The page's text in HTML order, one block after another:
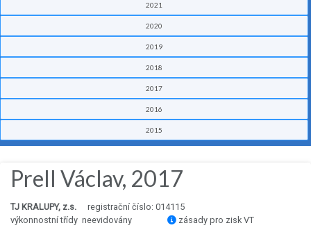
2021
2020
2019
2018
2017
2016
2015
Prell Václav, 2017
TJ KRALUPY, z.s.
registrační číslo: 014115
výkonnostní třídy neevidovány
zásady pro zisk VT